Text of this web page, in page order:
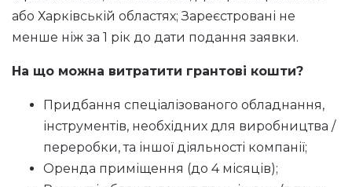
або Харківській областях; Зареєстровані не
менше ніж за 1 рік до дати подання заявки.
На що можна витратити грантові кошти?
Придбання спеціалізованого обладнання,
інструментів, необхідних для виробництва /
переробки, та іншої діяльності компанії;
Оренда приміщення (до 4 місяців);